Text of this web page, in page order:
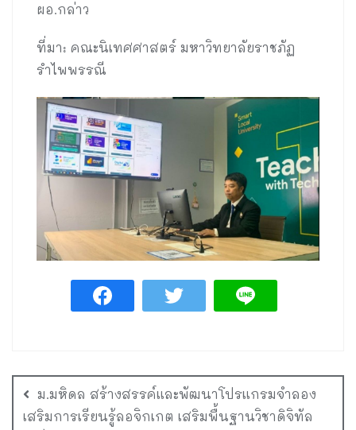
ผอ.กล่าว
ที่มา: คณะนิเทศศาสตร์ มหาวิทยาลัยราชภัฏ
รำไพพรรณี
ม.มหิดล สร้างสรรค์และพัฒนาโปรแกรมจำลอง
เสริมการเรียนรู้ลอจิกเกต เสริมพื้นฐานวิชาดิจิทัล